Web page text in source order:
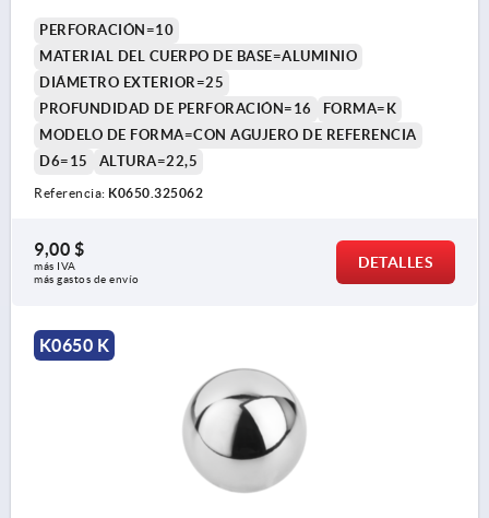
PERFORACIÓN=10
MATERIAL DEL CUERPO DE BASE=ALUMINIO
DIÁMETRO EXTERIOR=25
PROFUNDIDAD DE PERFORACIÓN=16
FORMA=K
MODELO DE FORMA=CON AGUJERO DE REFERENCIA
D6=15
ALTURA=22,5
Referencia: K0650.325062
9,00 $
más IVA
más gastos de envío
DETALLES
K0650 K